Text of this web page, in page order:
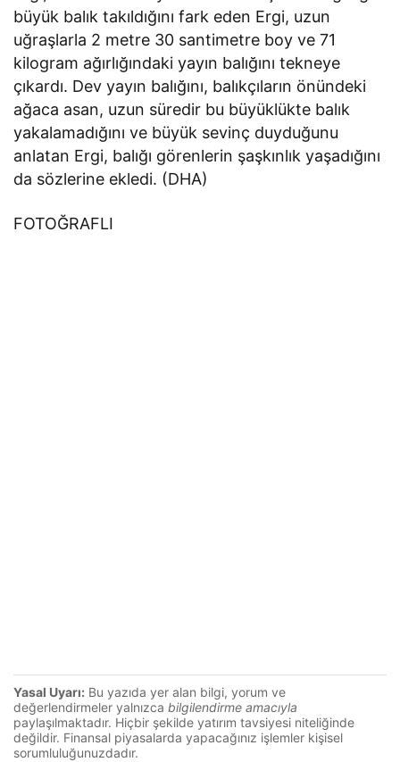
büyük balık takıldığını fark eden Ergi, uzun
uğraşlarla 2 metre 30 santimetre boy ve 71
kilogram ağırlığındaki yayın balığını tekneye
çıkardı. Dev yayın balığını, balıkçıların önündeki
ağaca asan, uzun süredir bu büyüklükte balık
yakalamadığını ve büyük sevinç duyduğunu
anlatan Ergi, balığı görenlerin şaşkınlık yaşadığını
da sözlerine ekledi. (DHA)
FOTOĞRAFLI
Yasal Uyarı: Bu yazıda yer alan bilgi, yorum ve
değerlendirmeler yalnızca bilgilendirme amacıyla
paylaşılmaktadır. Hiçbir şekilde yatırım tavsiyesi niteliğinde
değildir. Finansal piyasalarda yapacağınız işlemler kişisel
sorumluluğunuzdadır.